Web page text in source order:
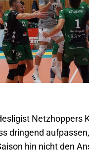
Netzhoppers
dringend
hin nicht den